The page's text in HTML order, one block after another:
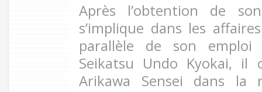
Après l’obtention de
s’implique dans les
parallèle de son emploi
Seikatsu Undo Kyokai, il
Arikawa Sensei dans la